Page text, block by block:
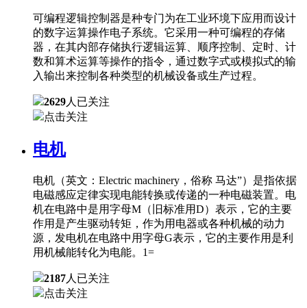
可编程逻辑控制器是种专门为在工业环境下应用而设计
的数字运算操作电子系统。它采用一种可编程的存储
器，在其内部存储执行逻辑运算、顺序控制、定时、计
数和算术运算等操作的指令，通过数字式或模拟式的输
入输出来控制各种类型的机械设备或生产过程。
2629人已关注
点击关注
电机
电机（英文：Electric machinery，俗称 马达”）是指依据
电磁感应定律实现电能转换或传递的一种电磁装置。电
机在电路中是用字母M（旧标准用D）表示，它的主要
作用是产生驱动转矩，作为用电器或各种机械的动力
源，发电机在电路中用字母G表示，它的主要作用是利
用机械能转化为电能。1=
2187人已关注
点击关注